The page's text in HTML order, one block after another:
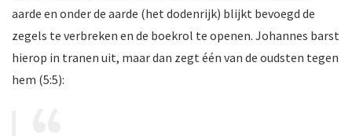
aarde en onder de aarde (het dodenrijk) blijkt bevoegd de
zegels te verbreken en de boekrol te openen. Johannes barst
hierop in tranen uit, maar dan zegt één van de oudsten tegen
hem (5:5):